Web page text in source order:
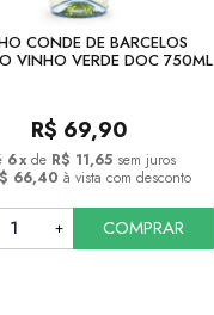
CONDE DE BARCELOS
VINHO VERDE DOC 750ML
R$ 69,90
6x de R$ 11,65 sem juros
66,40 à vista com desconto
COMPRAR
COMPRAR